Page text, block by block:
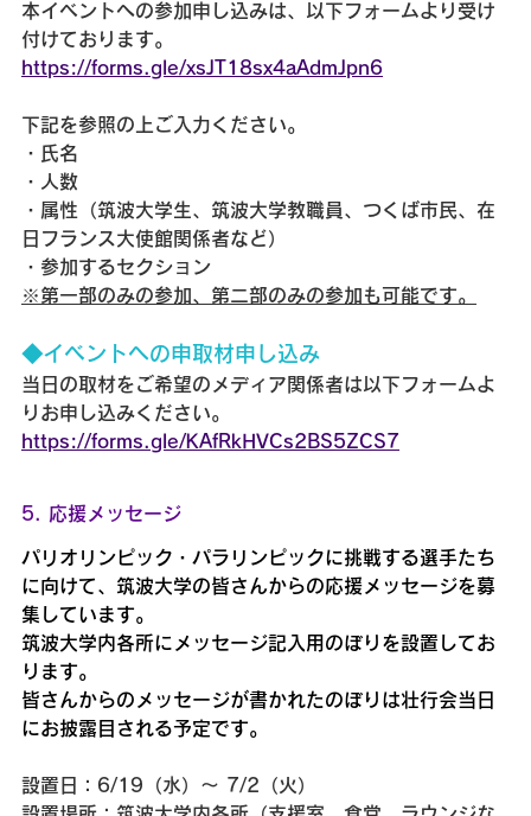
本イベントへの参加申し込みは、以下フォームより受け
付けております。
https://forms.gle/xsJT18sx4aAdmJpn6
下記を参照の上ご入力ください。
・氏名
・人数
・属性（筑波大学生、筑波大学教職員、つくば市民、在
日フランス大使館関係者など）
・参加するセクション
※第一部のみの参加、第二部のみの参加も可能です。
◆イベントへの申取材申し込み
当日の取材をご希望のメディア関係者は以下フォームよ
りお申し込みください。
https://forms.gle/KAfRkHVCs2BS5ZCS7
5. 応援メッセージ
パリオリンピック・パラリンピックに挑戦する選手たち
に向けて、筑波大学の皆さんからの応援メッセージを募
集しています。
筑波大学内各所にメッセージ記入用のぼりを設置してお
ります。
皆さんからのメッセージが書かれたのぼりは壮行会当日
にお披露目される予定です。
設置日：6/19（水）～ 7/2（火）